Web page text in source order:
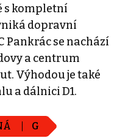
s kompletní
dopravní
Pankrác se nachází
a centrum
Výhodou je také
a dálnici D1.
G